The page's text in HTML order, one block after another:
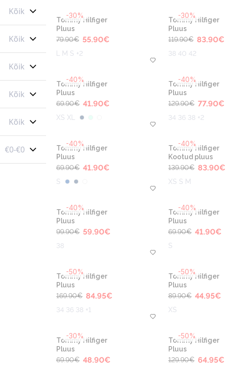
Kõik
Kõik
Kõik
Kõik
Kõik
€0-€0
-30%
Tommy Hilfiger
Pluus
79.90€ 55.90€
L M S +2
-30%
Tommy Hilfiger
Pluus
119.90€ 83.90€
38 40 42
-40%
Tommy Hilfiger
Pluus
69.90€ 41.90€
XS XL
-40%
Tommy Hilfiger
Pluus
129.90€ 77.90€
34 36 38 +2
-40%
Tommy Hilfiger
Pluus
69.90€ 41.90€
S
-40%
Tommy Hilfiger
Kootud pluus
139.90€ 83.90€
XS S M
-40%
Tommy Hilfiger
Pluus
99.90€ 59.90€
38
-40%
Tommy Hilfiger
Pluus
69.90€ 41.90€
S
-50%
Tommy Hilfiger
Pluus
169.90€ 84.95€
34 36 38 +1
-50%
Tommy Hilfiger
Pluus
89.90€ 44.95€
XS
-30%
Tommy Hilfiger
Pluus
69.90€ 48.90€
-50%
Tommy Hilfiger
Pluus
129.90€ 64.95€